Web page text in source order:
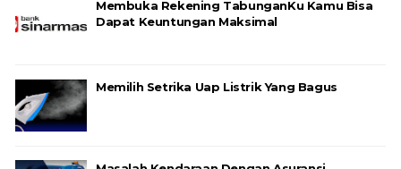
Membuka Rekening TabunganKu Kamu Bisa
Dapat Keuntungan Maksimal
Memilih Setrika Uap Listrik Yang Bagus